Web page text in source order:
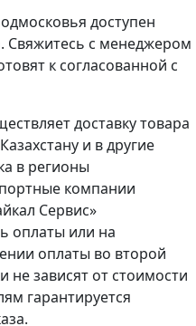
доступен
Свяжитесь с менеджером
к согласованной с
доставку товара
и в другие
в регионы
компании
Сервис»
оплаты или на
оплаты во второй
не зависят от стоимости
гарантируется